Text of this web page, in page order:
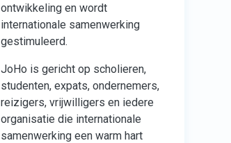
ontwikkeling en wordt
internationale samenwerking
gestimuleerd.
JoHo is gericht op scholieren,
studenten, expats, ondernemers,
reizigers, vrijwilligers en iedere
organisatie die internationale
samenwerking een warm hart